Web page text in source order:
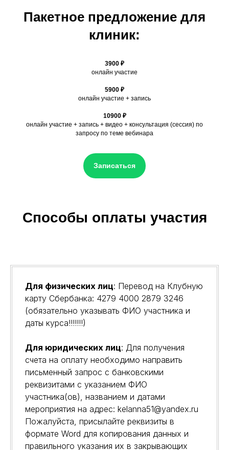
Пакетное предложение для
клиник:
3900 ₽
онлайн участие
5900 ₽
онлайн участие + запись
10900 ₽
онлайн участие + запись + видео + консультация (сессия) по
запросу по теме вебинара
Записаться
Способы оплаты участия
Для физических лиц: Перевод на Клубную
карту Сбербанка: 4279 4000 2879 3246
(обязательно указывать ФИО участника и
даты курса!!!!!!!)
Для юридических лиц: Для получения
счета на оплату необходимо направить
письменный запрос с банковскими
реквизитами с указанием ФИО
участника(ов), названием и датами
мероприятия на адрес: kelanna51@yandex.ru
Пожалуйста, присылайте реквизиты в
формате Word для копирования данных и
правильного указания их в закрывающих
ИП Фридман Илья Юльевич,
г. Москва, ул. Воздвиженка, д. 9
8-965-338-82-73
Заполянйте анкету, и мы поможем его подбрать